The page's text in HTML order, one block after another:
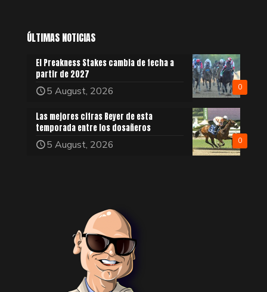
ÚLTIMAS NOTICIAS
0
El Preakness Stakes cambia de fecha a
partir de 2027
5 August, 2026
0
Las mejores cifras Beyer de esta
temporada entre los dosañeros
5 August, 2026